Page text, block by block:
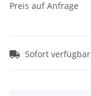
Preis auf Anfrage
Sofort verfügbar